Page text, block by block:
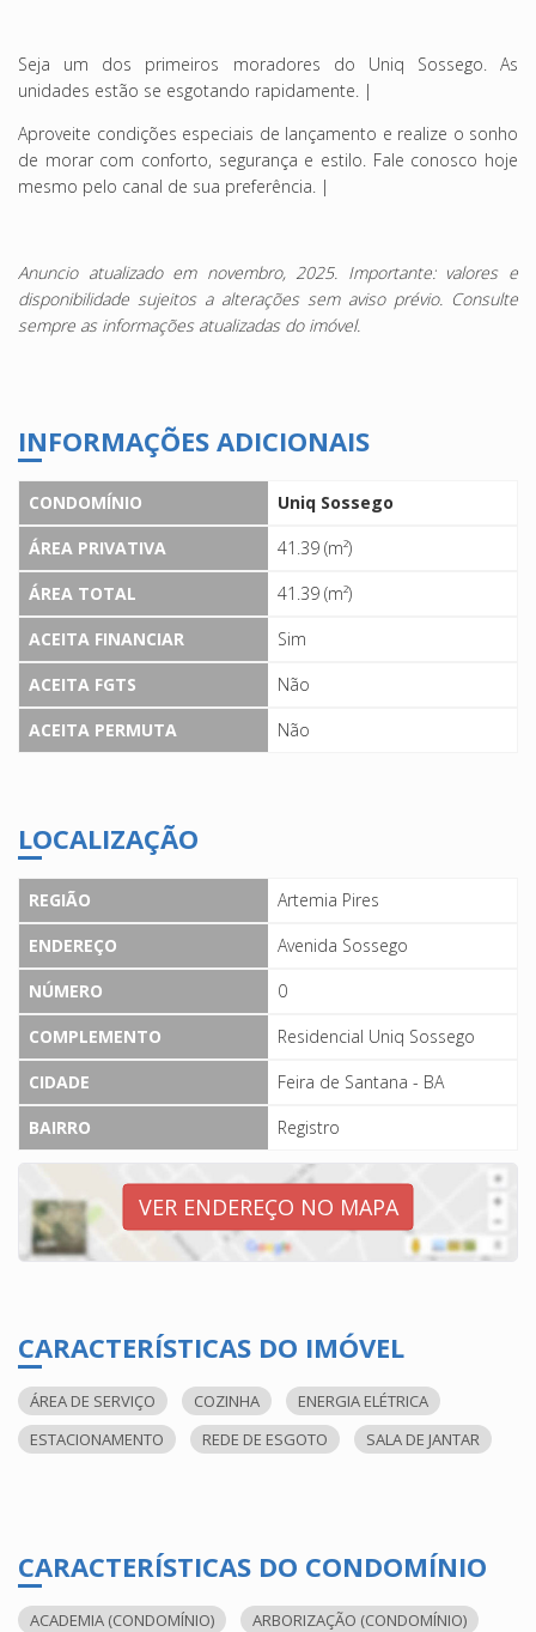
Seja um dos primeiros moradores do Uniq Sossego. As
unidades estão se esgotando rapidamente. |
Aproveite condições especiais de lançamento e realize o sonho
de morar com conforto, segurança e estilo. Fale conosco hoje
mesmo pelo canal de sua preferência. |
Anuncio atualizado em novembro, 2025. Importante: valores e
disponibilidade sujeitos a alterações sem aviso prévio. Consulte
sempre as informações atualizadas do imóvel.
INFORMAÇÕES ADICIONAIS
CONDOMÍNIO
Uniq Sossego
ÁREA PRIVATIVA
41.39 (m²)
ÁREA TOTAL
41.39 (m²)
ACEITA FINANCIAR
Sim
ACEITA FGTS
Não
ACEITA PERMUTA
Não
LOCALIZAÇÃO
REGIÃO
Artemia Pires
ENDEREÇO
Avenida Sossego
NÚMERO
0
COMPLEMENTO
Residencial Uniq Sossego
CIDADE
Feira de Santana - BA
BAIRRO
Registro
VER ENDEREÇO NO MAPA
CARACTERÍSTICAS DO IMÓVEL
ÁREA DE SERVIÇO COZINHA
ENERGIA ELÉTRICA
ESTACIONAMENTO
REDE DE ESGOTO SALA DE JANTAR
CARACTERÍSTICAS DO CONDOMÍNIO
ACADEMIA (CONDOMÍNIO)
ARBORIZAÇÃO (CONDOMÍNIO)